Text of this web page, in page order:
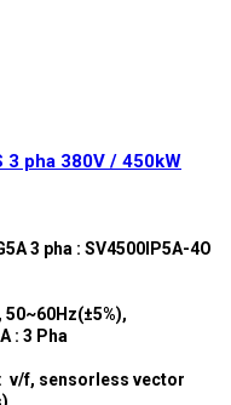
3 pha 380V / 450kW
3 pha : SV4500IP5A-4O
50~60Hz(±5%),
: 3 Pha
v/f, sensorless vector